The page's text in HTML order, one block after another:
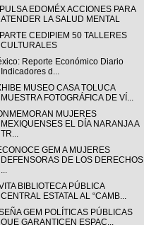
EDOMÉX ACCIONES PARA
ATENDER LA SALUD MENTAL
CEDIPIEM 50 TALLERES
CULTURALES
Reporte Económico Diario
Indicadores d...
MUSEO CASA TOLUCA
MUESTRA FOTOGRÁFICA DE VÍ...
MUJERES
MEXIQUENSES EL DÍA NARANJA A
TR...
GEM A MUJERES
DEFENSORAS DE LOS DERECHOS
...
BIBLIOTECA PÚBLICA
CENTRAL ESTATAL AL “CAMB...
GEM POLÍTICAS PÚBLICAS
QUE GARANTICEN ESPAC...